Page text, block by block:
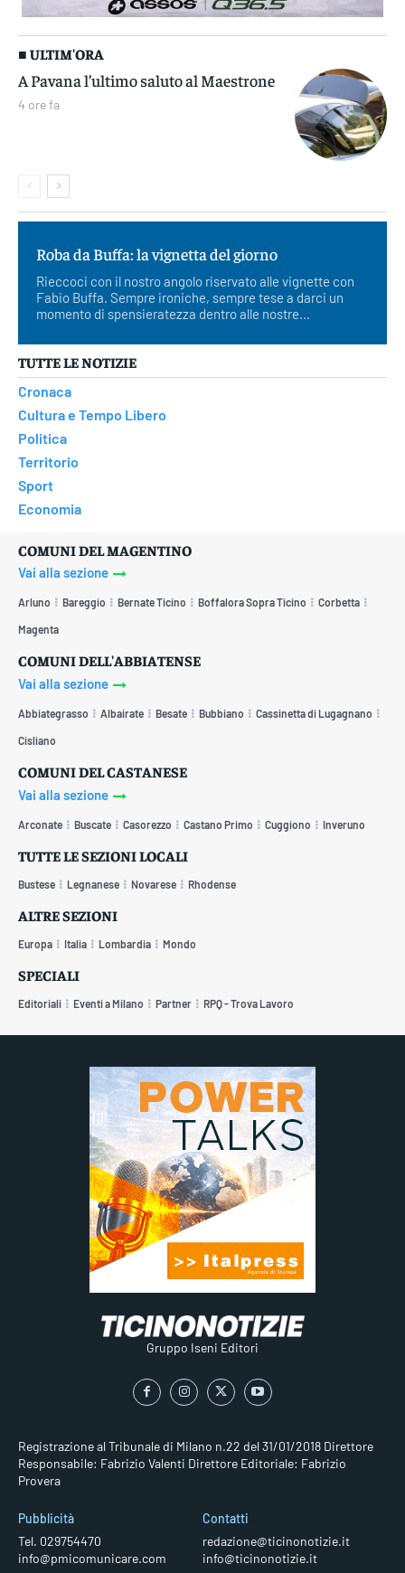
■ ULTIM'ORA
A Pavana l’ultimo saluto al Maestrone
4 ore fa
Roba da Buffa: la vignetta del giorno
Rieccoci con il nostro angolo riservato alle vignette con
Fabio Buffa. Sempre ironiche, sempre tese a darci un
momento di spensieratezza dentro alle nostre...
TUTTE LE NOTIZIE
Cronaca
Cultura e Tempo Libero
Politica
Territorio
Sport
Economia
COMUNI DEL MAGENTINO
Vai alla sezione
Arluno Bareggio Bernate Ticino Boffalora Sopra Ticino Corbetta
Magenta
COMUNI DELL'ABBIATENSE
Vai alla sezione
Abbiategrasso Albairate Besate Bubbiano Cassinetta di Lugagnano
Cisliano
COMUNI DEL CASTANESE
Vai alla sezione
Arconate Buscate Casorezzo Castano Primo Cuggiono Inveruno
TUTTE LE SEZIONI LOCALI
Bustese Legnanese Novarese Rhodense
ALTRE SEZIONI
Europa Italia Lombardia Mondo
SPECIALI
Editoriali Eventi a Milano Partner RPQ - Trova Lavoro
Gruppo Iseni Editori
Registrazione al Tribunale di Milano n.22 del 31/01/2018 Direttore
Responsabile: Fabrizio Valenti Direttore Editoriale: Fabrizio
Provera
Pubblicità
Tel. 029754470
info@pmicomunicare.com
Contatti
redazione@ticinonotizie.it
info@ticinonotizie.it